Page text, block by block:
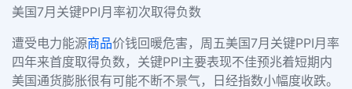
美国7月关键PPI月率初次取得负数
遭受电力能源商品价钱回暖危害，周五美国7月关键PPI月率
四年来首度取得负数，关键PPI主要表现不佳预兆着短期内
美国通货膨胀很有可能不断不景气，日经指数小幅度收跌。